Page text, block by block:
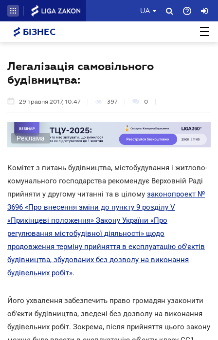
UA
БІЗНЕС
Легалізація самовільного
будівництва:
29 травня 2017, 10:47 397 0
Реклама
Комітет з питань будівництва, містобудування і житлово-
комунального господарства рекомендує Верховній Раді
прийняти у другому читанні та в цілому законопроект №
3696 «Про внесення зміни до пункту 9 розділу V
«Прикінцеві положення» Закону України «Про
регулювання містобудівної діяльності» щодо
продовження терміну прийняття в експлуатацію об'єктів
будівництва, збудованих без дозволу на виконання
будівельних робіт».
Його ухвалення забезпечить право громадян узаконити
об'єкти будівництва, зведені без дозволу на виконання
будівельних робіт. Зокрема, після прийняття цього закону